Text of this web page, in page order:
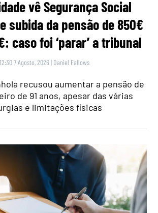
vê Segurança Social
subida da pensão de 850€
caso foi ‘parar’ a tribunal
12:30 7 Agosto, 2026 | Daniel Fallows
recusou aumentar a pensão de
de 91 anos, apesar das várias
e limitações físicas